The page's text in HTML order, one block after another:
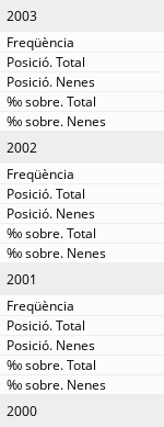
2003
2002
2001
2000